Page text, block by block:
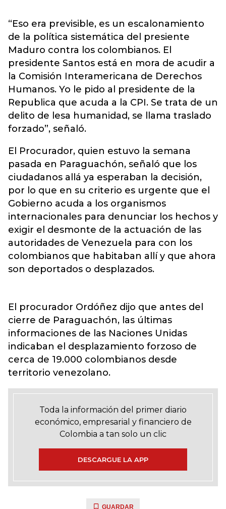
“Eso era previsible, es un escalonamiento
de la política sistemática del presiente
Maduro contra los colombianos. El
presidente Santos está en mora de acudir a
la Comisión Interamericana de Derechos
Humanos. Yo le pido al presidente de la
Republica que acuda a la CPI. Se trata de un
delito de lesa humanidad, se llama traslado
forzado”, señaló.
El Procurador, quien estuvo la semana
pasada en Paraguachón, señaló que los
ciudadanos allá ya esperaban la decisión,
por lo que en su criterio es urgente que el
Gobierno acuda a los organismos
internacionales para denunciar los hechos y
exigir el desmonte de la actuación de las
autoridades de Venezuela para con los
colombianos que habitaban allí y que ahora
son deportados o desplazados.
El procurador Ordóñez dijo que antes del
cierre de Paraguachón, las últimas
informaciones de las Naciones Unidas
indicaban el desplazamiento forzoso de
cerca de 19.000 colombianos desde
territorio venezolano.
Toda la información del primer diario
económico, empresarial y financiero de
Colombia a tan solo un clic
DESCARGUE LA APP
GUARDAR